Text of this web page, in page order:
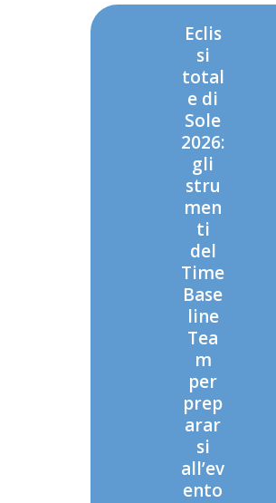
Eclis
si
total
e di
Sole
2026:
gli
stru
men
ti
del
Time
Base
line
Tea
m
per
prep
arar
si
all’ev
ento